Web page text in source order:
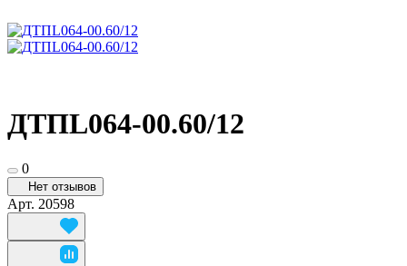
ДТПL064-00.60/12
0
Нет отзывов
Арт. 20598